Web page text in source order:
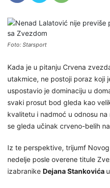
Foto: Starsport
Kada je u pitanju Crvena
utakmice, ne postoji poraz koji
uspostavio je dominaciju u
svaki prosut bod gleda kao
kvalitetu i nadmoć u odnosu
se gleda učinak crveno-belih
Iz te perspektive, trijumf
nedelje posle overene titule
izabranike Dejana Stankovića